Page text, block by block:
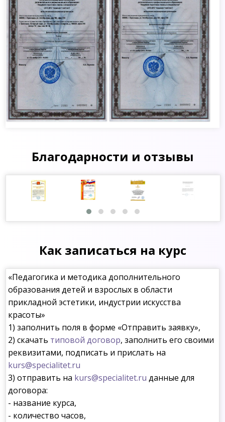
Благодарности и отзывы
Как записаться на курс
«Педагогика и методика дополнительного
образования детей и взрослых в области
прикладной эстетики, индустрии искусства
красоты»
1) заполнить поля в форме «Отправить заявку»,
2) скачать типовой договор, заполнить его своими
реквизитами, подписать и прислать на
kurs@specialitet.ru
3) отправить на kurs@specialitet.ru данные для
договора:
- название курса,
- количество часов,